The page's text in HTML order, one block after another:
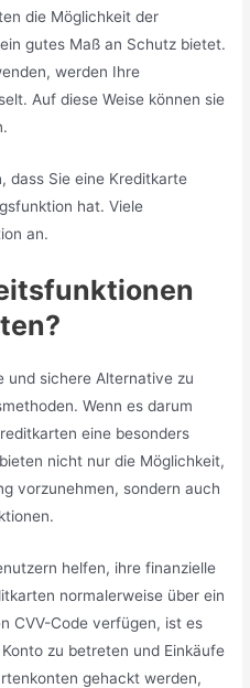
die Möglichkeit der
gutes Maß an Schutz bietet.
werden Ihre
Auf diese Weise können sie
dass Sie eine Kreditkarte
hat. Viele
an.
und sichere Alternative zu
Wenn es darum
eine besonders
nicht nur die Möglichkeit,
vorzunehmen, sondern auch
helfen, ihre finanzielle
normalerweise über ein
CVV-Code verfügen, ist es
zu betreten und Einkäufe
gehackt werden,